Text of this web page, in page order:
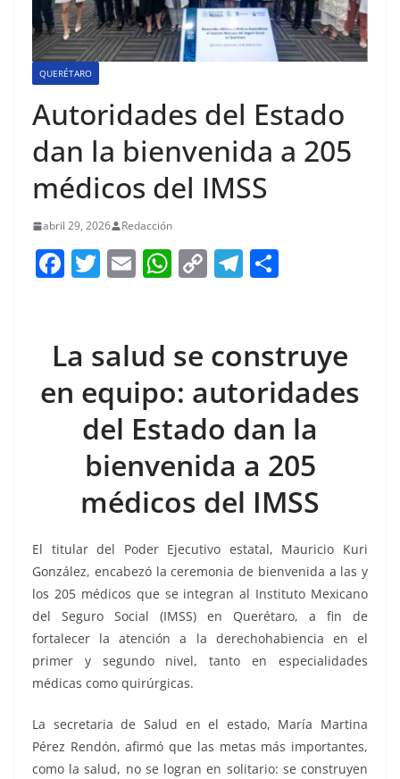
QUERÉTARO
Autoridades del Estado
dan la bienvenida a 205
médicos del IMSS
abril 29, 2026 Redacción
F
e
b
o
T
er
E
l
W
s
A
p
p
C
y
Li
n
k
T
gr
a
m
e
La salud se construye
en equipo: autoridades
del Estado dan la
bienvenida a 205
médicos del IMSS
El titular del Poder Ejecutivo estatal, Mauricio Kuri
González, encabezó la ceremonia de bienvenida a las y
los 205 médicos que se integran al Instituto Mexicano
del Seguro Social (IMSS) en Querétaro, a fin de
fortalecer la atención a la derechohabiencia en el
primer y segundo nivel, tanto en especialidades
médicas como quirúrgicas.
La secretaria de Salud en el estado, María Martina
Pérez Rendón, afirmó que las metas más importantes,
como la salud, no se logran en solitario: se construyen